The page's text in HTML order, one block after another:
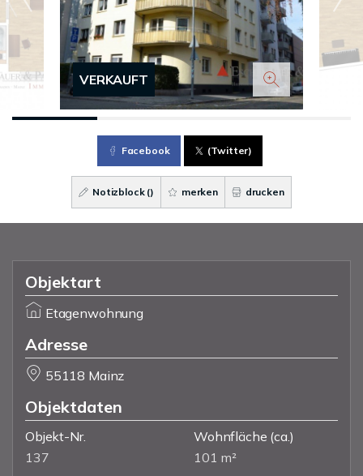
VERKAUFT
Facebook (Twitter)
Notizblock () merken drucken
Objektart
Etagenwohnung
Adresse
55118 Mainz
Objektdaten
Objekt-Nr.
137
Wohnfläche (ca.)
101 m²